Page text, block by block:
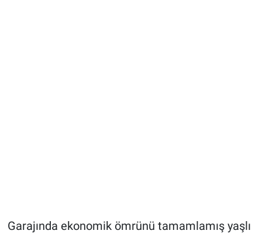
Garajında ekonomik ömrünü tamamlamış yaşlı